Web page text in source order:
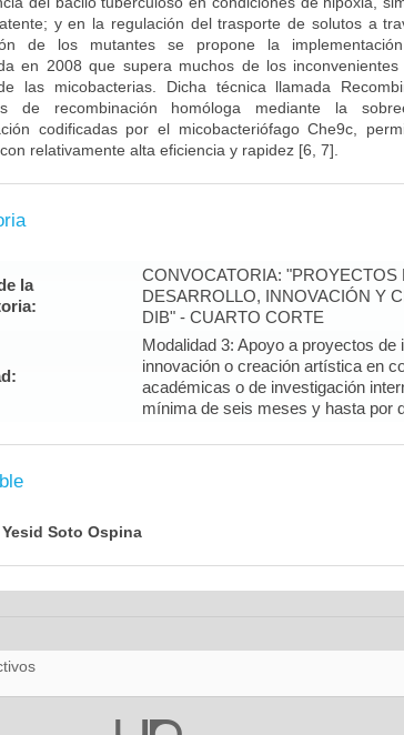
y en la regulación del trasporte de solutos a
de los mutantes se propone la
en 2008 que supera muchos de los
las micobacterias. Dicha técnica llamada
de recombinación homóloga mediante la
codificadas por el micobacteriófago Che9c,
relativamente alta eficiencia y rapidez [6, 7].
la
CONVOCATORIA: "PROYECTOS
DESARROLLO, INNOVACIÓN Y
DIB" - CUARTO CORTE
Modalidad 3: Apoyo a proyectos de
innovación o creación artística en
académicas o de investigación
mínima de seis meses y hasta por
Soto Ospina